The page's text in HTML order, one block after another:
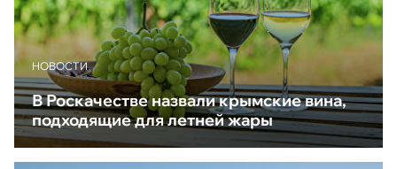
НОВОСТИ
В Роскачестве назвали крымские вина,
подходящие для летней жары